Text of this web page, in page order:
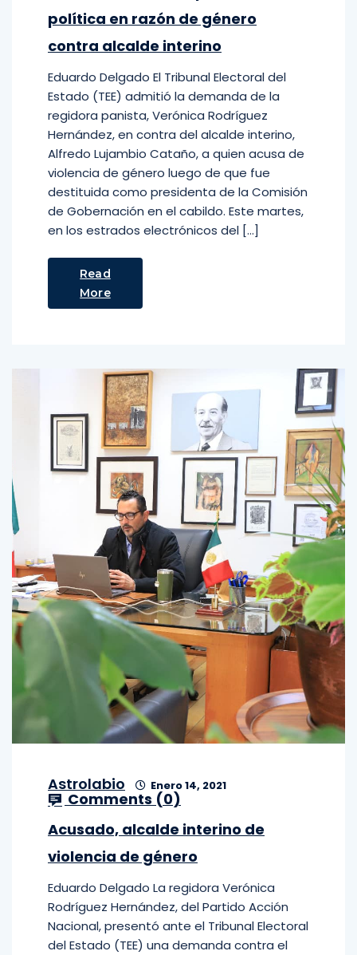
política en razón de género
contra alcalde interino
Eduardo Delgado El Tribunal Electoral del
Estado (TEE) admitió la demanda de la
regidora panista, Verónica Rodríguez
Hernández, en contra del alcalde interino,
Alfredo Lujambio Cataño, a quien acusa de
violencia de género luego de que fue
destituida como presidenta de la Comisión
de Gobernación en el cabildo. Este martes,
en los estrados electrónicos del […]
Read
More
Astrolabio Enero 14, 2021
Comments (0)
Acusado, alcalde interino de
violencia de género
Eduardo Delgado La regidora Verónica
Rodríguez Hernández, del Partido Acción
Nacional, presentó ante el Tribunal Electoral
del Estado (TEE) una demanda contra el